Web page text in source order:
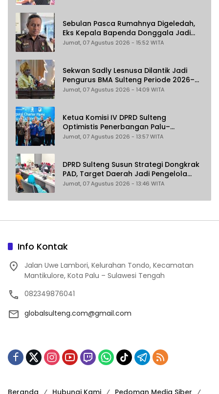
Sebulan Pasca Rumahnya Digeledah,
Eks Kepala Bapenda Donggala Jadi
Tersangka Dugaan Korupsi
Jumat, 07 Agustus 2026 - 15:52 WITA
Sekwan Sadly Lesnusa Dilantik Jadi
Pengurus BMA Sulteng Periode 2026–
2031
Jumat, 07 Agustus 2026 - 14:09 WITA
Ketua Komisi IV DPRD Sulteng
Optimistis Penerbangan Palu–
Guangzhou Dongkrak Ekspor dan
Jumat, 07 Agustus 2026 - 13:57 WITA
DPRD Sulteng Susun Strategi Dongkrak
PAD, Target Daerah Jadi Pengelola
Sekaligus Penghasil
Jumat, 07 Agustus 2026 - 13:46 WITA
Info Kontak
Jalan Uwe Lambori, Kelurahan Tondo, Kecamatan
Mantikulore, Kota Palu – Sulawesi Tengah
082349876041
globalsulteng.com@gmail.com
Beranda Hubungi Kami Pedoman Media Siber